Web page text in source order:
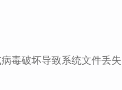
毒破坏导致系统文件丢